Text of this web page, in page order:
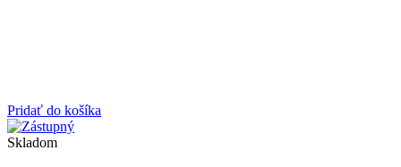
Pridať do košíka
Skladom